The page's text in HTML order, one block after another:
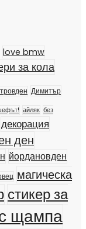
love bmw
за кола
Димитър
айляк без
декорация
ден
йордановден
магическа
стикер за
щампа